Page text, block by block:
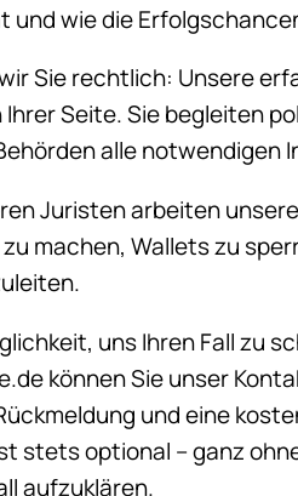
und wie die
Sie rechtlich: Unsere
Seite. Sie begleiten
alle notwendigen
Juristen arbeiten
machen, Wallets zu
uns Ihren Fall zu
können Sie unser
und eine
stets optional – ganz
aufzuklären.